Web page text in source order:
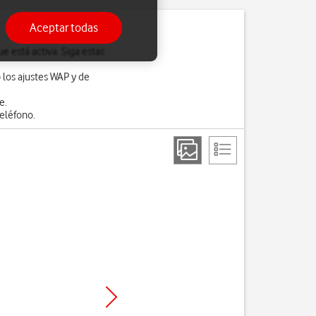
está activa. Siga estas
ajustes WAP y de
Aceptar todas